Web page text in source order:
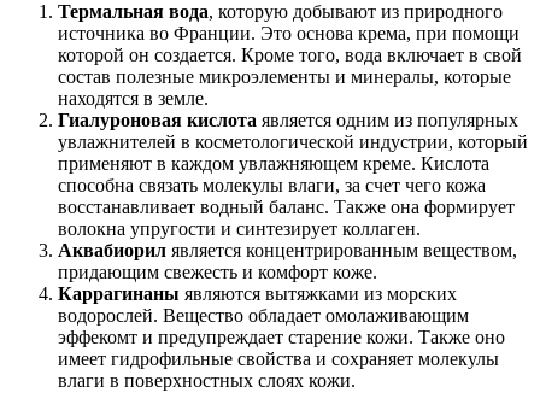
Термальная вода, которую добывают из природного
источника во Франции. Это основа крема, при помощи
которой он создается. Кроме того, вода включает в свой
состав полезные микроэлементы и минералы, которые
находятся в земле.
Гиалуроновая кислота является одним из популярных
увлажнителей в косметологической индустрии, который
применяют в каждом увлажняющем креме. Кислота
способна связать молекулы влаги, за счет чего кожа
восстанавливает водный баланс. Также она формирует
волокна упругости и синтезирует коллаген.
Аквабиорил является концентрированным веществом,
придающим свежесть и комфорт коже.
Каррагинаны являются вытяжками из морских
водорослей. Вещество обладает омолаживающим
эффекомт и предупреждает старение кожи. Также оно
имеет гидрофильные свойства и сохраняет молекулы
влаги в поверхностных слоях кожи.